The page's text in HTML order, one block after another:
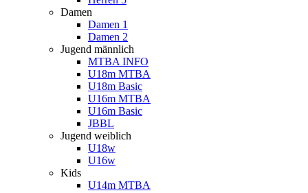
Damen
Damen 1
Damen 2
Jugend männlich
MTBA INFO
U18m MTBA
U18m Basic
U16m MTBA
U16m Basic
JBBL
Jugend weiblich
U18w
U16w
Kids
U14m MTBA